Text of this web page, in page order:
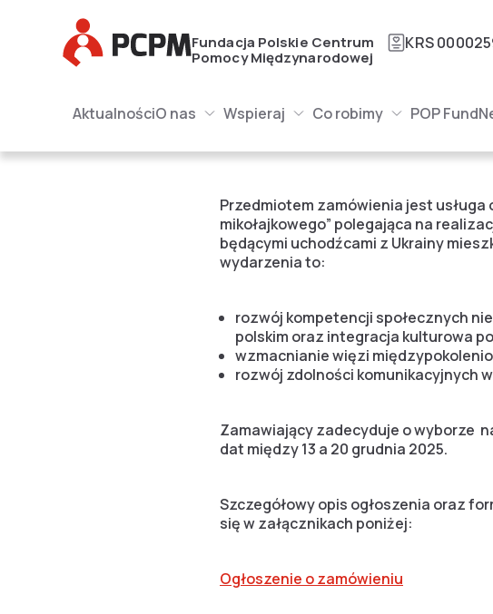
Główne Logo
Fundacja Polskie Centrum
Pomocy Międzynarodowej
KRS
Główne Logo
AktualnościO nasO nas Submenu WspierajWspieraj Submenu Co robimySubmenu POP Fund
Przedmiotem zamówienia jest
mikołajkowego” polegająca na
będącymi uchodźcami z Ukrainy
wydarzenia to:
rozwój kompetencji społecznych
polskim oraz integracja kulturowa
wzmacnianie więzi
rozwój zdolności komunikacyjnych
Zamawiający zadecyduje o wyborze
dat między 13 a 20 grudnia 2025.
Szczegółowy opis ogłoszenia oraz
się w załącznikach poniżej:
Ogłoszenie o zamówieniu